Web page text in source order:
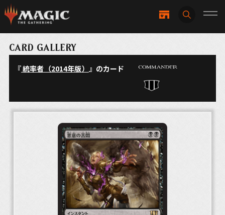
CARD GALLERY
『統率者（2014年版） 』のカード